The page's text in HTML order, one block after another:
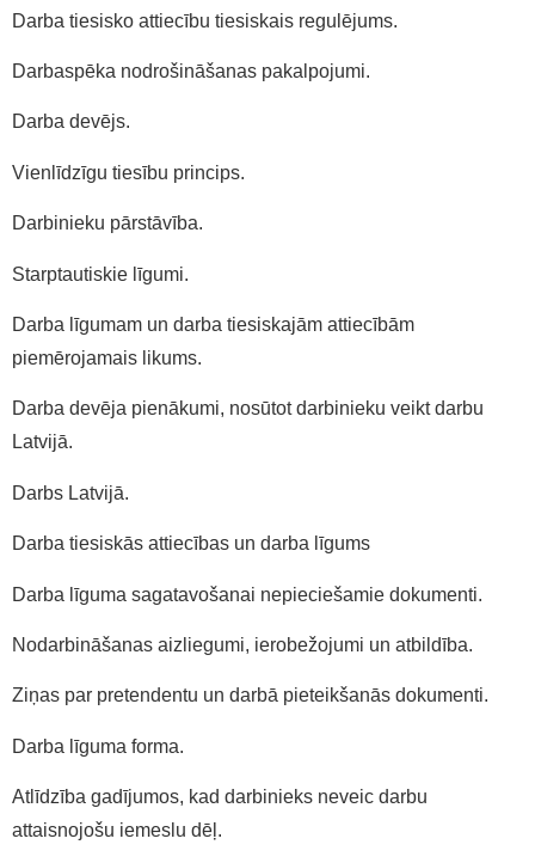
Darba tiesisko attiecību tiesiskais regulējums.
Darbaspēka nodrošināšanas pakalpojumi.
Darba devējs.
Vienlīdzīgu tiesību princips.
Darbinieku pārstāvība.
Starptautiskie līgumi.
Darba līgumam un darba tiesiskajām attiecībām
piemērojamais likums.
Darba devēja pienākumi, nosūtot darbinieku veikt darbu
Latvijā.
Darbs Latvijā.
Darba tiesiskās attiecības un darba līgums
Darba līguma sagatavošanai nepieciešamie dokumenti.
Nodarbināšanas aizliegumi, ierobežojumi un atbildība.
Ziņas par pretendentu un darbā pieteikšanās dokumenti.
Darba līguma forma.
Atlīdzība gadījumos, kad darbinieks neveic darbu
attaisnojošu iemeslu dēļ.